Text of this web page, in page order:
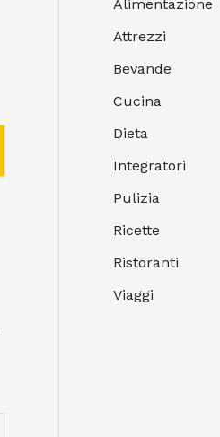
Alimentazione
Attrezzi
Bevande
Cucina
Dieta
Integratori
Pulizia
Ricette
Ristoranti
Viaggi